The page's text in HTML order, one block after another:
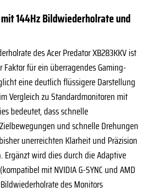
144Hz Bildwiederholrate und
des Acer Predator XB283KKV ist
Faktor für ein überragendes Gaming-
eine deutlich flüssigere Darstellung
Vergleich zu Standardmonitoren mit
bedeutet, dass schnelle
und schnelle Drehungen
unerreichten Klarheit und Präzision
Ergänzt wird dies durch die Adaptive
mit NVIDIA G-SYNC und AMD
des Monitors